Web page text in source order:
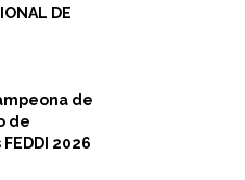
DE
de
de
2026